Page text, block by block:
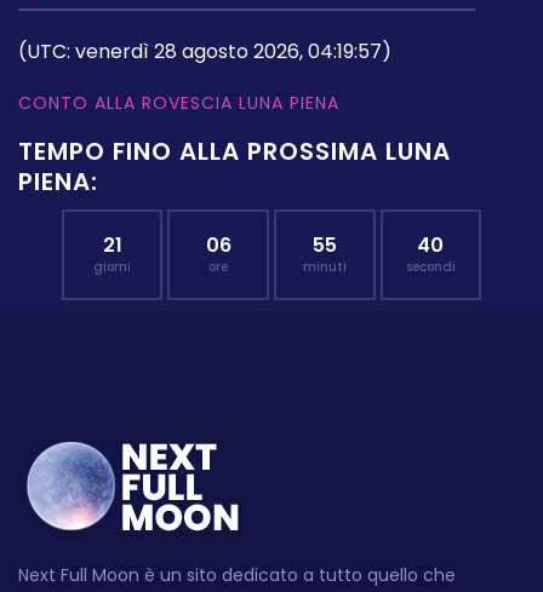
(UTC: venerdì 28 agosto 2026, 04:19:57)
CONTO ALLA ROVESCIA LUNA PIENA
TEMPO FINO ALLA PROSSIMA LUNA
PIENA:
21
giorni
06
ore
55
minuti
39
secondi
Next Full Moon è un sito dedicato a tutto quello che